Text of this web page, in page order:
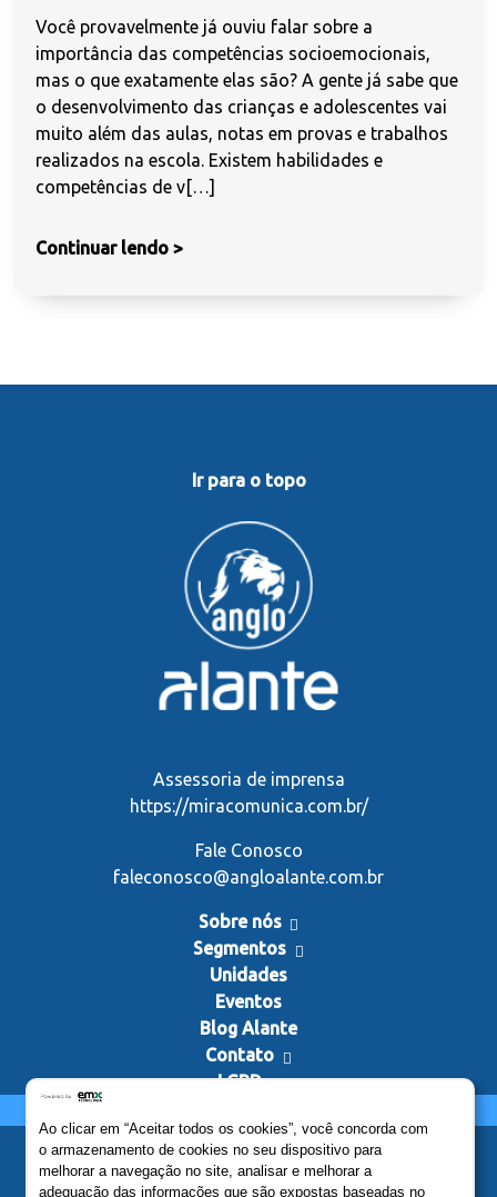
Você provavelmente já ouviu falar sobre a
importância das competências socioemocionais,
mas o que exatamente elas são? A gente já sabe que
o desenvolvimento das crianças e adolescentes vai
muito além das aulas, notas em provas e trabalhos
realizados na escola. Existem habilidades e
competências de v[…]
Continuar lendo >
Ir para o topo
Assessoria de imprensa
https://miracomunica.com.br/
Fale Conosco
faleconosco@angloalante.com.br
Sobre nós
Segmentos
Unidades
Eventos
Blog Alante
Contato
LGPD
Ao clicar em “Aceitar todos os cookies”, você concorda com
o armazenamento de cookies no seu dispositivo para
melhorar a navegação no site, analisar e melhorar a
adequação das informações que são expostas baseadas no